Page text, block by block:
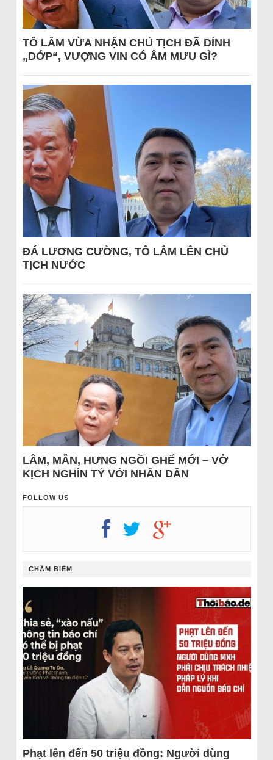
TÔ LÂM VỪA NHẬN CHỦ TỊCH ĐÃ DÍNH
„DỚP“, VƯỢNG VIN CÓ ÂM MƯU GÌ?
ĐÁ LƯƠNG CƯỜNG, TÔ LÂM LÊN CHỦ
TỊCH NƯỚC
LÂM, MẪN, HƯNG NGỒI GHẾ MỚI – VỞ
KỊCH NGHÌN TỶ VỚI NHÂN DÂN
FOLLOW US
CHÂM BIẾM
Phạt lên đến 50 triệu đồng: Người dùng